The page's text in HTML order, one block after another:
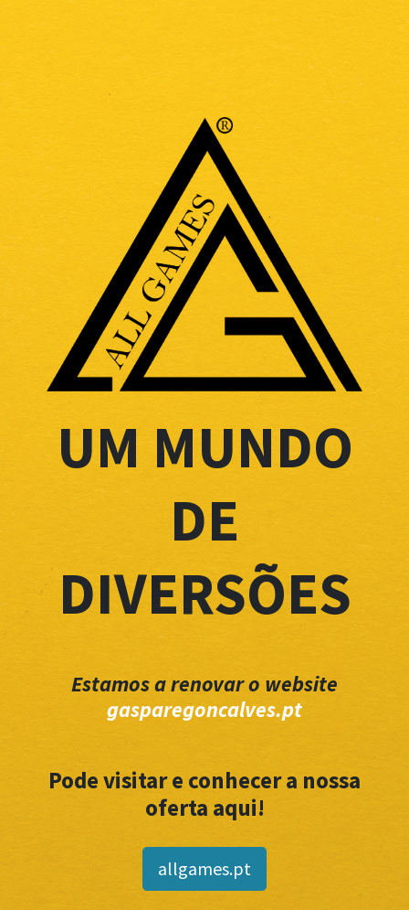
UM MUNDO
DE
DIVERSÕES
Estamos a renovar o website
gasparegoncalves.pt
Pode visitar e conhecer a nossa
oferta aqui!
allgames.pt